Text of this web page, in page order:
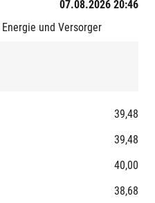
07.08.2026 20:46
Energie und Versorger
39,48
39,48
40,00
38,68